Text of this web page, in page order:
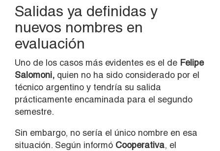
Salidas ya definidas y
nuevos nombres en
evaluación
Uno de los casos más evidentes es el de Felipe
Salomoni, quien no ha sido considerado por el
técnico argentino y tendría su salida
prácticamente encaminada para el segundo
semestre.
Sin embargo, no sería el único nombre en esa
situación. Según informó Cooperativa, el